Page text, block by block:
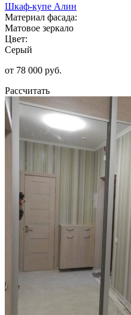
Шкаф-купе Алин
Материал фасада:
Матовое зеркало
Цвет:
Серый
от 78 000 руб.
Рассчитать